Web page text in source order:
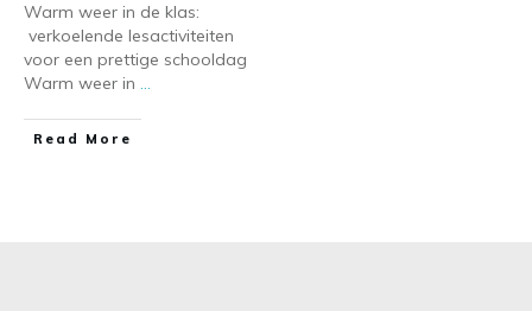
Warm weer in de klas:
verkoelende lesactiviteiten
voor een prettige schooldag
Warm weer in ...
​Read More